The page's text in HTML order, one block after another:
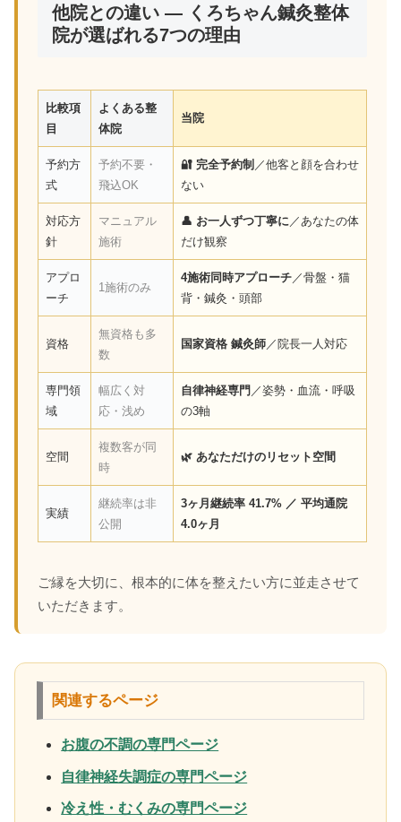
他院との違い — くろちゃん鍼灸整体
院が選ばれる7つの理由
比較項
目
よくある整
体院
当院
予約方
式
予約不要・
飛込OK
🔐 完全予約制 ／他客と顔を合わせ
ない
対応方
針
マニュアル
施術
👤 お一人ずつ丁寧に／あなたの体
だけ観察
アプロ
ーチ
1施術のみ
4施術同時アプローチ／骨盤・猫
背・鍼灸・頭部
資格
無資格も多
数
国家資格 鍼灸師／院長一人対応
専門領
域
幅広く対
応・浅め
自律神経専門 ／姿勢・血流・呼吸
の3軸
空間
複数客が同
時
🌿 あなただけのリセット空間
実績
継続率は非
公開
3ヶ月継続率 41.7% ／ 平均通院
4.0ヶ月
ご縁を大切に、根本的に体を整えたい方に並走させて
いただきます。
関連するページ
お腹の不調の専門ページ
自律神経失調症の専門ページ
冷え性・むくみの専門ページ